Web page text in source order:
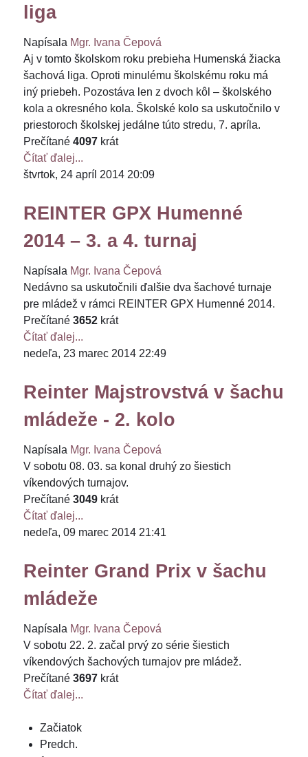
liga
Napísala Mgr. Ivana Čepová
Aj v tomto školskom roku prebieha Humenská žiacka
šachová liga. Oproti minulému školskému roku má
iný priebeh. Pozostáva len z dvoch kôl – školského
kola a okresného kola. Školské kolo sa uskutočnilo v
priestoroch školskej jedálne túto stredu, 7. apríla.
Prečítané 4097 krát
Čítať ďalej...
štvrtok, 24 apríl 2014 20:09
REINTER GPX Humenné
2014 – 3. a 4. turnaj
Napísala Mgr. Ivana Čepová
Nedávno sa uskutočnili ďalšie dva šachové turnaje
pre mládež v rámci REINTER GPX Humenné 2014.
Prečítané 3652 krát
Čítať ďalej...
nedeľa, 23 marec 2014 22:49
Reinter Majstrovstvá v šachu
mládeže - 2. kolo
Napísala Mgr. Ivana Čepová
V sobotu 08. 03. sa konal druhý zo šiestich
víkendových turnajov.
Prečítané 3049 krát
Čítať ďalej...
nedeľa, 09 marec 2014 21:41
Reinter Grand Prix v šachu
mládeže
Napísala Mgr. Ivana Čepová
V sobotu 22. 2. začal prvý zo série šiestich
víkendových šachových turnajov pre mládež.
Prečítané 3697 krát
Čítať ďalej...
Začiatok
Predch.